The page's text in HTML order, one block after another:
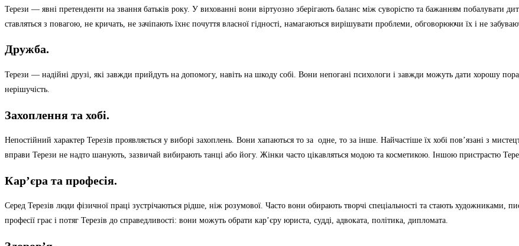
Терези — явні претенденти на звання батьків року. У вихованні вони віртуозно зберігають баланс між суворістю та бажанням побалувати
ставляться з повагою, не кричать, не зачіпають їхнє почуття власної гідності, намагаються вирішувати проблеми, обговорюючи їх і не
Дружба.
Терези — надійні друзі, які завжди прийдуть на допомогу, навіть на шкоду собі. Вони непогані психологи і завжди можуть дати хорошу
нерішучість.
Захоплення та хобі.
Непостійний характер Терезів проявляється у виборі захоплень. Вони хапаються то за одне, то за інше. Найчастіше їх хобі пов’язані з
вправи Терези не надто шанують, зазвичай вибирають танці або йогу. Жінки часто цікавляться модою та косметикою. Іншою пристрастю
Кар’єра та професія.
Серед Терезів люди фізичної праці зустрічаються рідше, ніж розумової. Часто вони обирають творчі спеціальності та стають
професії грає і потяг Терезів до справедливості: вони можуть обрати кар’єру юриста, судді, адвоката, політика, дипломата.